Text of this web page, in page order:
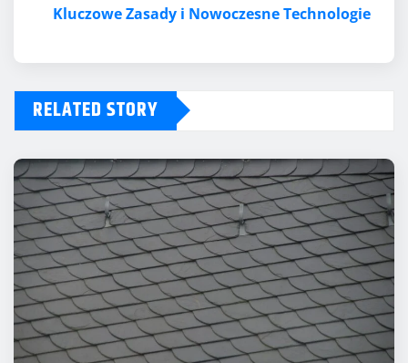
Kluczowe Zasady i Nowoczesne Technologie
RELATED STORY